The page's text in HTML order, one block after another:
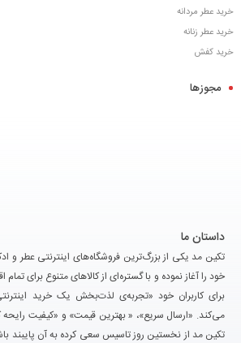
خرید عطر مردانه
خرید عطر زنانه
خرید کفش
مجوزها
داستان ما
خود را آغاز نموده و با گستره‌ای از کالاهای متنوع برای
برای کاربران خود «تجربه‌ی لذت‌بخش یک خرید
می‌کند. «ارسال سریع»، « بهترین قیمت» و «کیفیت
تکین مد از نخستین روز تاسیس سعی کرده به آن پایبند